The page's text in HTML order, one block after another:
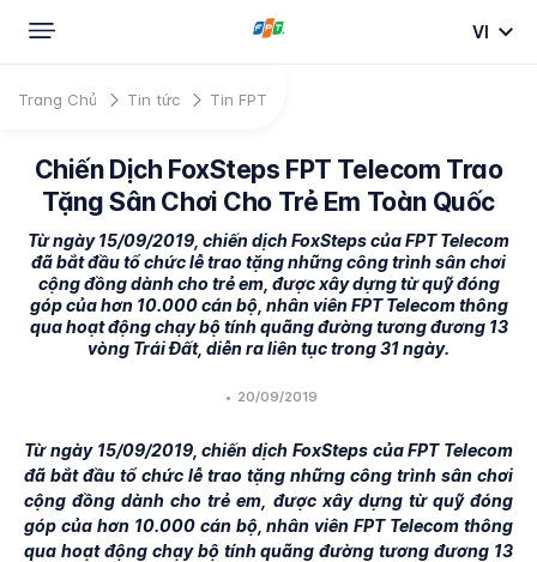
VI
Trang Chủ Tin tức Tin FPT
Chiến Dịch FoxSteps FPT Telecom Trao
Tặng Sân Chơi Cho Trẻ Em Toàn Quốc
Từ ngày 15/09/2019, chiến dịch FoxSteps của FPT Telecom
đã bắt đầu tổ chức lễ trao tặng những công trình sân chơi
cộng đồng dành cho trẻ em, được xây dựng từ quỹ đóng
góp của hơn 10.000 cán bộ, nhân viên FPT Telecom thông
qua hoạt động chạy bộ tính quãng đường tương đương 13
vòng Trái Đất, diễn ra liên tục trong 31 ngày.
• 20/09/2019
Từ ngày 15/09/2019, chiến dịch FoxSteps của FPT Telecom
đã bắt đầu tổ chức lễ trao tặng những công trình sân chơi
cộng đồng dành cho trẻ em, được xây dựng từ quỹ đóng
góp của hơn 10.000 cán bộ, nhân viên FPT Telecom thông
qua hoạt động chạy bộ tính quãng đường tương đương 13